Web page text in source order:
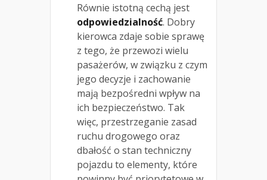
Równie istotną cechą jest
odpowiedzialność. Dobry
kierowca zdaje sobie sprawę
z tego, że przewozi wielu
pasażerów, w związku z czym
jego decyzje i zachowanie
mają bezpośredni wpływ na
ich bezpieczeństwo. Tak
więc, przestrzeganie zasad
ruchu drogowego oraz
dbałość o stan techniczny
pojazdu to elementy, które